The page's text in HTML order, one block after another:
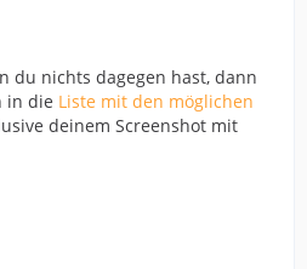
du nichts dagegen hast, dann
in die Liste mit den möglichen
deinem Screenshot mit